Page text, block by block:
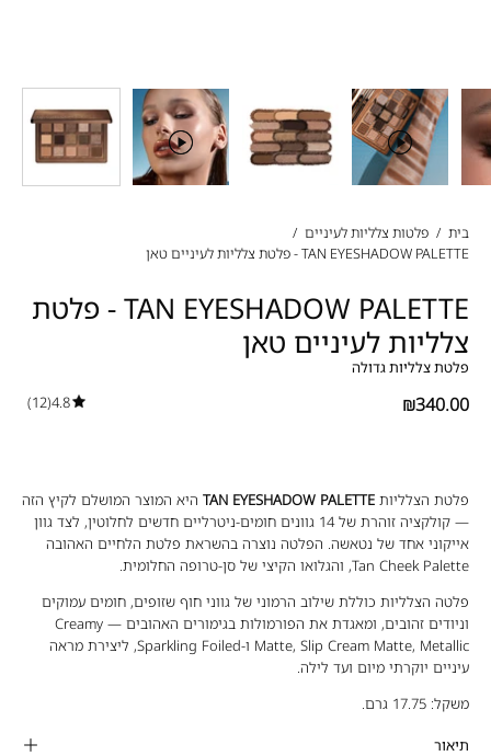
בית / פלטות צלליות לעיניים /
TAN EYESHADOW PALETTE - פלטת צלליות לעיניים טאן
TAN EYESHADOW PALETTE - פלטת
צלליות לעיניים טאן
פלטת צלליות גדולה
₪340.00
4.8
(12)
פלטת הצלליות TAN EYESHADOW PALETTE היא המוצר המושלם לקיץ הזה
— קולקציה זוהרת של 14 גוונים חומים-ניטרליים חדשים לחלוטין, לצד גוון
אייקוני אחד של נטאשה. הפלטה נוצרה בהשראת פלטת הלחיים האהובה
Tan Cheek Palette, והגלואו הקיצי של סן-טרופה החלומית.
פלטה הצלליות כוללת שילוב הרמוני של גווני חוף שזופים, חומים עמוקים
וניודים זהובים, ומאגדת את הפורמולות בגימורים האהובים — Creamy
Matte, Slip Cream Matte, Metallic ו-Sparkling Foiled, ליצירת מראה
עיניים יוקרתי מיום ועד לילה.
משקל: 17.75 גרם.
תיאור